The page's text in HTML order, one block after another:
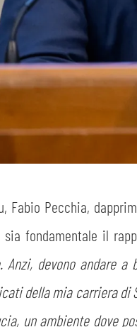
Fabio Pecchia,
sia fondamentale il
Anzi, devono andare
della mia carriera di
un ambiente dove